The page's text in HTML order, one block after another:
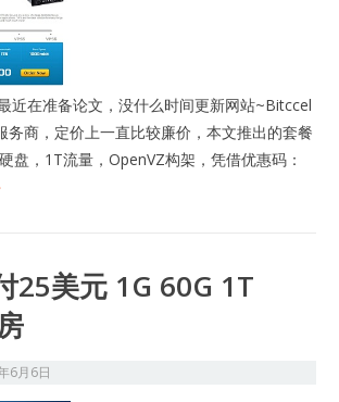
近在准备论文，没什么时间更新网站~Bitccel
务商，定价上一直比较廉价，本文推出的套餐
盘，1T流量，OpenVZ构架，凭借优惠码：
25美元 1G 60G 1T
6月6日